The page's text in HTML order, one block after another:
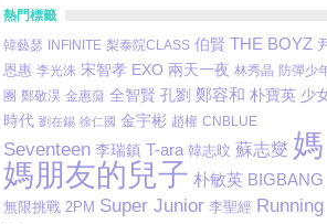
熱門標籤
韓藝瑟
INFINITE 梨泰院CLASS 伯賢 THE BOYZ
恩惠 李光洙 宋智孝 EXO 兩天一夜 林秀晶 防彈少
團 鄭敬淏 金惠奫 全智賢 孔劉 鄭容和 朴寶英 少
時代 劉在錫 徐仁國 金宇彬 趙權 CNBLUE
Seventeen 李瑞鎮 T-ara 韓志旼 蘇志燮 媽
媽朋友的兒子 朴敏英 BIGBANG
無限挑戰 2PM Super Junior 李聖經 Running